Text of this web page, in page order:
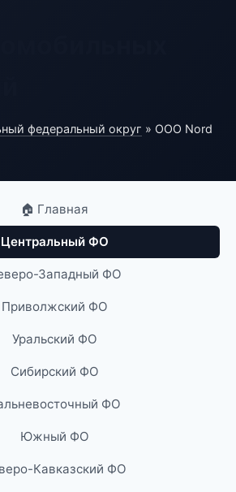
федеральный округ » ООО Nord
🏠 Главная
Центральный ФО
Западный ФО
Приволжский ФО
Уральский ФО
Сибирский ФО
ФО
Южный ФО
Кавказский ФО